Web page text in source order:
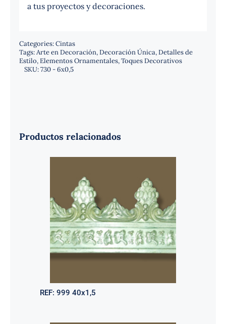
a tus proyectos y decoraciones.
Categories:Cintas
Tags:Arte en Decoración,Decoración Única,Detalles de
Estilo,Elementos Ornamentales,Toques Decorativos
SKU:730 - 6x0,5
Productos relacionados
REF: 999 40x1,5